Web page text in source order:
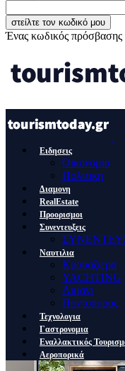
Ένας κωδικός πρόσβασης
Ειδησεις
Οικονομια
Πολιτικη
Διαμονη
RealEstate
Προορισμοι
Συνεντευξεις
Ναυτιλια
Κρουαζιερα
YACHTING
Λιμανι
Ποντοπορος
Τεχνολογια
Γαστρονομια
Εναλλακτικός
Αεροπορικά